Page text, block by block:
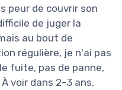
peur de couvrir son
de juger la
au bout de
régulière, je n'ai pas
fuite, pas de panne,
voir dans 2-3 ans,